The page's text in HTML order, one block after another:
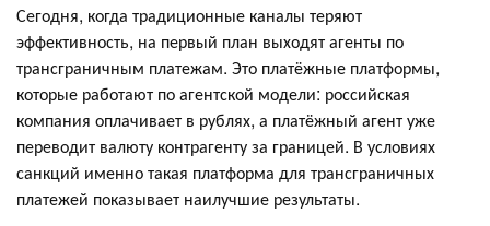
Сегодня, когда традиционные каналы теряют
эффективность, на первый план выходят агенты по
трансграничным платежам. Это платёжные платформы,
которые работают по агентской модели: российская
компания оплачивает в рублях, а платёжный агент уже
переводит валюту контрагенту за границей. В условиях
санкций именно такая платформа для трансграничных
платежей показывает наилучшие результаты.